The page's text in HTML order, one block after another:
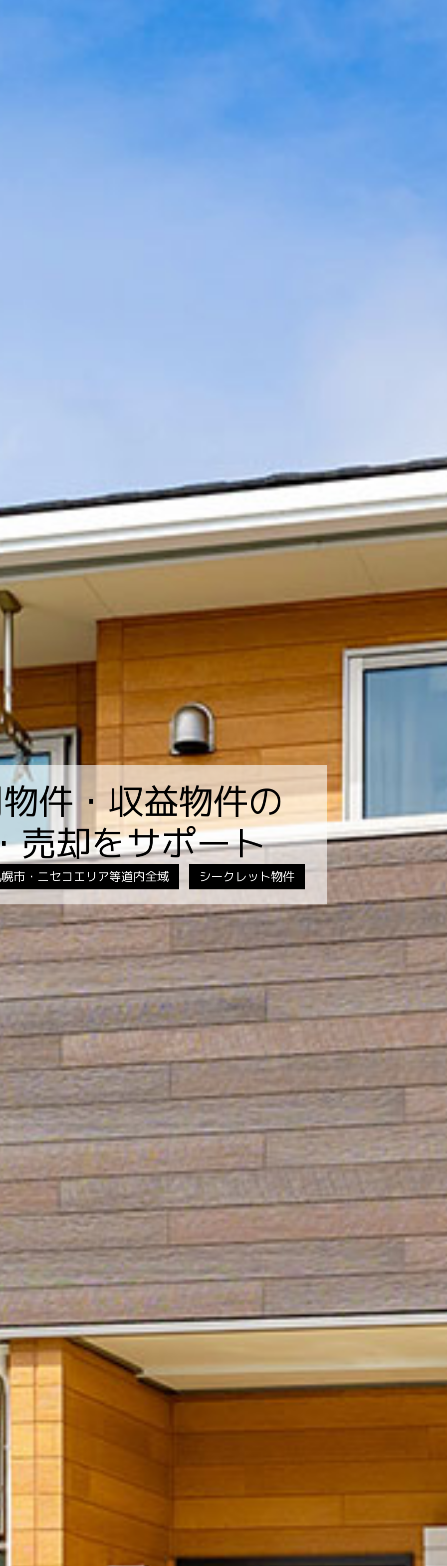
電気・ガスの契約サポート
件・収益物件の
売却をサポート
市・ニセコエリア等道内全域 シークレット物件
内民泊 運営ノウハウアドバイス 賃貸・売買仲介